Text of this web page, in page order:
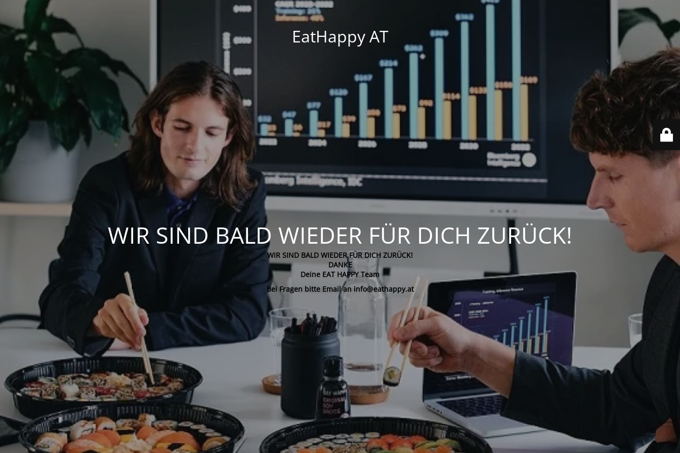
EatHappy AT
WIR SIND BALD WIEDER FÜR DICH ZURÜCK!
WIR SIND BALD WIEDER FÜR DICH ZURÜCK!
DANKE
Deine EAT HAPPY Team
Bei Fragen bitte Email an info@eathappy.at